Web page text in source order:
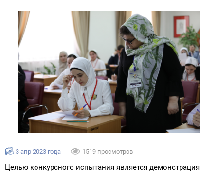
3 апр 2023 года 1519 просмотров
Целью конкурсного испытания является демонстрация